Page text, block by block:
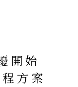
開始
方案